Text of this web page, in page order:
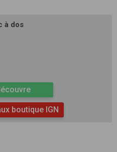
à dos
boutique IGN